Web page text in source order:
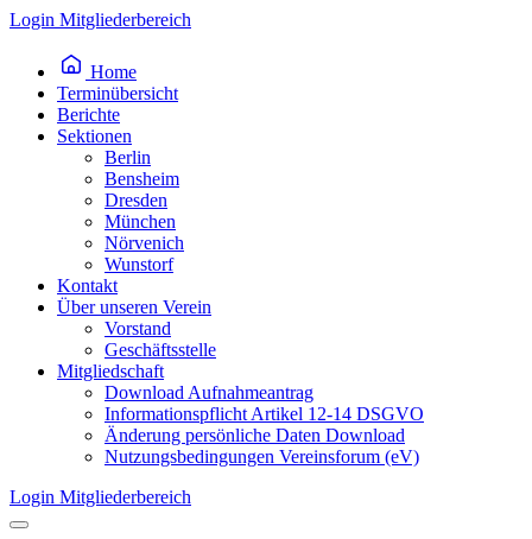
Inhalt
springen
Login Mitgliederbereich
Home
Terminübersicht
Berichte
Sektionen
Berlin
Bensheim
Dresden
München
Nörvenich
Wunstorf
Kontakt
Über unseren Verein
Vorstand
Geschäftsstelle
Mitgliedschaft
Download Aufnahmeantrag
Informationspflicht Artikel 12-14 DSGVO
Änderung persönliche Daten Download
Nutzungsbedingungen Vereinsforum (eV)
Login Mitgliederbereich